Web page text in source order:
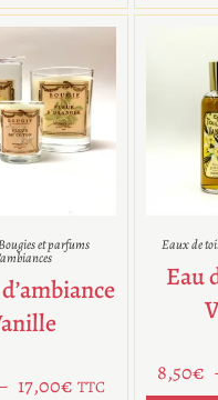
et parfums
17,00€ TTC
Eaux de
Eau
8,50€